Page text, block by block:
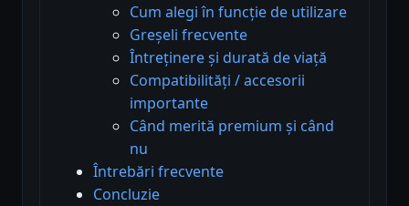
Cum alegi în funcție de utilizare
Greșeli frecvente
Întreținere și durată de viață
Compatibilități / accesorii
importante
Când merită premium și când
nu
Întrebări frecvente
Concluzie